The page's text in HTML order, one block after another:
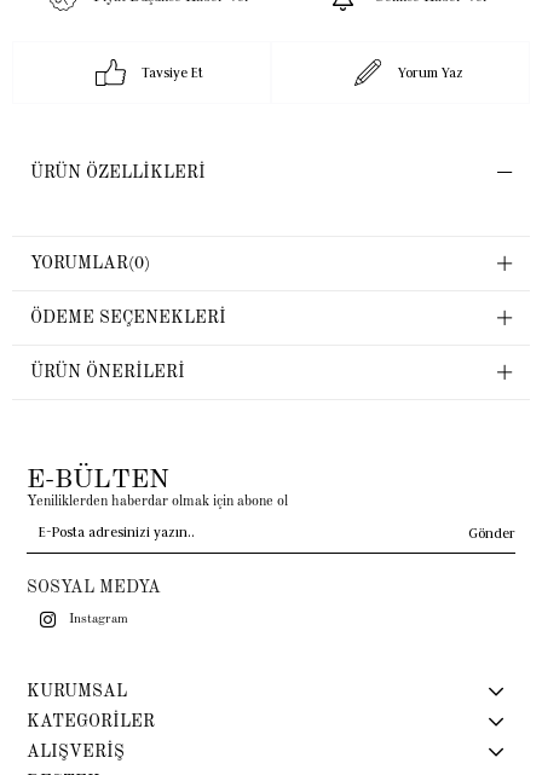
Tavsiye Et Yorum Yaz
ÜRÜN ÖZELLIKLERI
YORUMLAR(0)
ÖDEME SEÇENEKLERI
ÜRÜN ÖNERILERI
E-BÜLTEN
Yeniliklerden haberdar olmak için abone ol
Gönder
SOSYAL MEDYA
Instagram
KURUMSAL
KATEGORİLER
ALIŞVERİŞ